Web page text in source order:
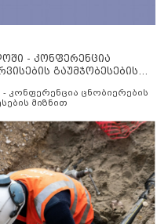
- კონფერენცია
გაუმჯობესების
კონფერენცია ცნობიერების
მიზნით